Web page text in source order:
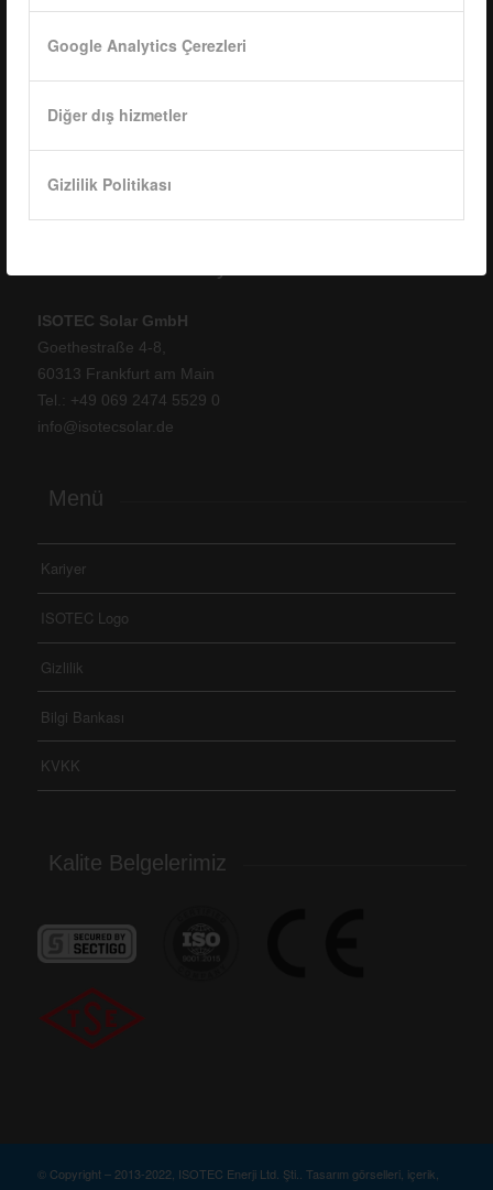
Google Analytics Çerezleri
Diğer dış hizmetler
Gizlilik Politikası
ISOTEC Türkiye – Fabrika
Çerkeşli Mah. İmes OSB 19. Cad. No:18
info@isotec.com.tr
ISOTEC Solar GmbH
Goethestraße 4-8,
60313 Frankfurt am Main
Tel.: +49 069 2474 5529 0
info@isotecsolar.de
Menü
Kariyer
ISOTEC Logo
Gizlilik
Bilgi Bankası
KVKK
Kalite Belgelerimiz
© Copyright – 2013-2022, ISOTEC Enerji Ltd. Şti.. Tasarım görselleri, içerik,